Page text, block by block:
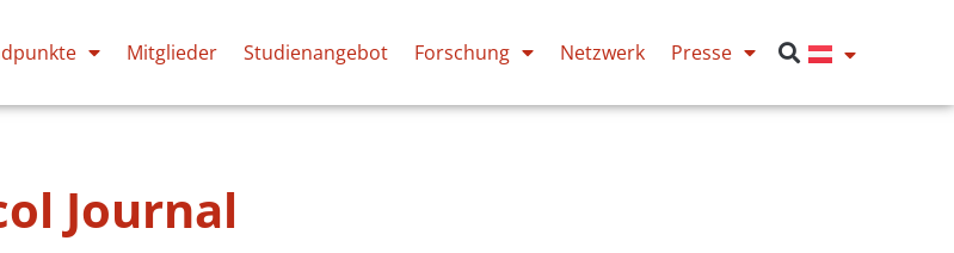
Mitglieder Studienangebot Forschung Netzwerk Presse
Journal